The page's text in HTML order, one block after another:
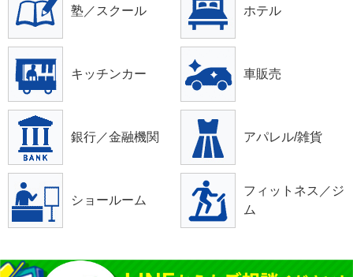
塾／スクール ホテル
キッチンカー 車販売
銀行／金融機関 アパレル/雑貨
ショールーム
フィットネス／ジ
ム